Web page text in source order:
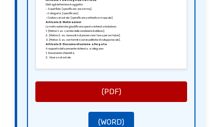
Dettagli del terreno in oggetto:
– Superficie: [specificare area in mq].
– Categoria: [specificare].
– Codice catastale: [specificare particella e mappale].
Articolo 2: Motivazioni
Le motivazioni che giustificano questa richiesta includono:
1. [Motivo 1, es. cambio delle condizioni di utilizzo].
2. [Motivo 2, es. necessità di preservare l’area per usi futuri].
3. [Motivo 3, es. conformità con le politiche di sviluppo locale].
Articolo 3: Documentazione allegata
A supporto della presente richiesta, si allegano:
1. Documento d’identità.
2. Visura catastale.
(PDF)
(WORD)